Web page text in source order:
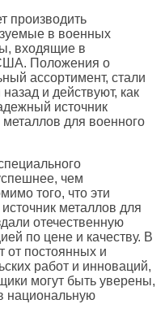
производить
в военных
входящие в
Положения о
ассортимент, стали
и действуют, как
источник
металлов для военного
чем
того, что эти
металлов для
отечественную
по цене и качеству. В
от постоянных и
работ и инноваций,
могут быть уверены,
национальную